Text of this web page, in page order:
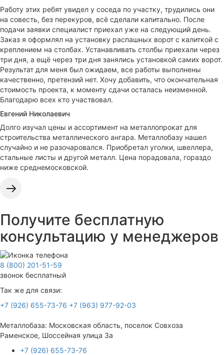
Работу этих ребят увидел у соседа по участку, трудились они
на совесть, без перекуров, всё сделали капитально. После
подачи заявки специалист приехал уже на следующий день.
Заказ я оформлял на установку распашных ворот с калиткой с
креплением на столбах. Устанавливать столбы приехали через
три дня, а ещё через три дня занялись установкой самих ворот.
Результат для меня был ожидаем, все работы выполнены
качественно, претензий нет. Хочу добавить, что окончательная
стоимость проекта, к моменту сдачи осталась неизменной.
Благодарю всех кто участвовал.
Евгений Николаевич
Долго изучал цены и ассортимент на металлопрокат для
строительства металлического ангара. Металлобазу нашел
случайно и не разочаровался. Приобретал уголки, швеллера,
стальные листы и другой металл. Цена порадовала, гораздо
ниже среднемосковской.
Получите бесплатную
консультацию у менеджеров
8 (800) 201-51-59
звонок бесплатный
Так же для связи:
+7 (926) 655-73-76 +7 (963) 977-92-03
Металлобаза: Московская область, поселок Совхоза
Раменское, Шоссейная улица 3а
+7 (926) 655-73-76